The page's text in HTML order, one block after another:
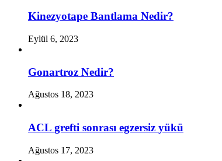
Kinezyotape Bantlama Nedir?
Eylül 6, 2023
Gonartroz Nedir?
Ağustos 18, 2023
ACL grefti sonrası egzersiz yükü
Ağustos 17, 2023